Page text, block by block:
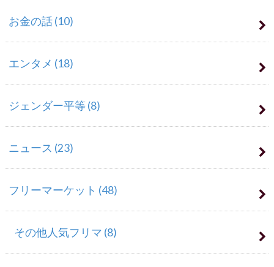
お金の話(10)
エンタメ (18)
ジェンダー平等(8)
ニュース (23)
フリーマーケット (48)
その他人気フリマ (8)